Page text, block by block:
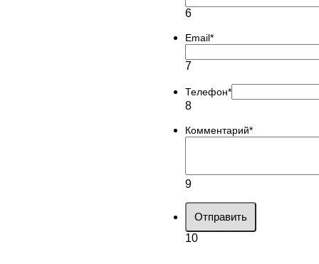
6
Email*
7
Телефон*
8
Комментарий*
9
Отправить
10